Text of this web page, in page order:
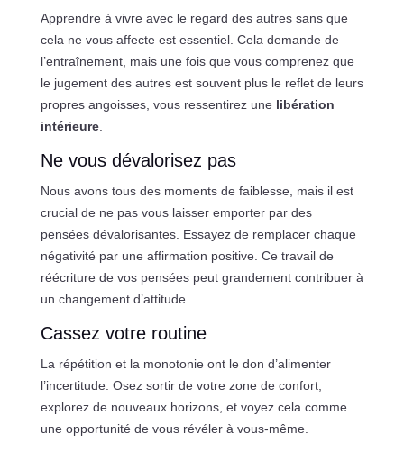
Apprendre à vivre avec le regard des autres sans que
cela ne vous affecte est essentiel. Cela demande de
l’entraînement, mais une fois que vous comprenez que
le jugement des autres est souvent plus le reflet de leurs
propres angoisses, vous ressentirez une libération
intérieure.
Ne vous dévalorisez pas
Nous avons tous des moments de faiblesse, mais il est
crucial de ne pas vous laisser emporter par des
pensées dévalorisantes. Essayez de remplacer chaque
négativité par une affirmation positive. Ce travail de
réécriture de vos pensées peut grandement contribuer à
un changement d’attitude.
Cassez votre routine
La répétition et la monotonie ont le don d’alimenter
l’incertitude. Osez sortir de votre zone de confort,
explorez de nouveaux horizons, et voyez cela comme
une opportunité de vous révéler à vous-même.